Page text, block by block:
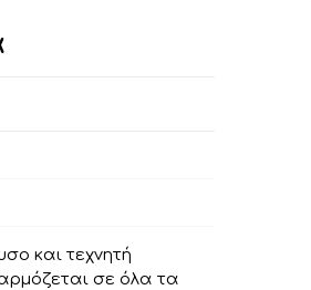
και τεχνητή
σε όλα τα